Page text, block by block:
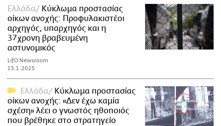
Ελλάδα
Κύκλωμα προστασίας
οίκων ανοχής: Προφυλακιστέοι
αρχηγός, υπαρχηγός και η
37χρονη βραβευμένη
αστυνομικός
LifO Newsroom
15.1.2025
Ελλάδα
Κύκλωμα προστασίας
οίκων ανοχής: «Δεν έχω καμία
σχέση» λέει ο γνωστός ηθοποιός
που βρέθηκε στο στρατηγείο